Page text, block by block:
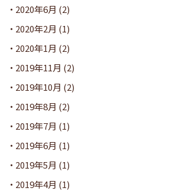
2020年6月 (2)
2020年2月 (1)
2020年1月 (2)
2019年11月 (2)
2019年10月 (2)
2019年8月 (2)
2019年7月 (1)
2019年6月 (1)
2019年5月 (1)
2019年4月 (1)